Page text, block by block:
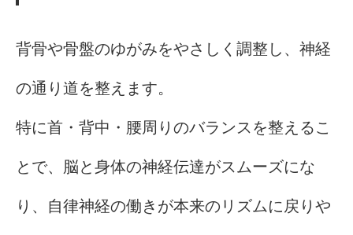
背骨や骨盤のゆがみをやさしく調整し、神経
の通り道を整えます。
特に首・背中・腰周りのバランスを整えるこ
とで、脳と身体の神経伝達がスムーズにな
り、自律神経の働きが本来のリズムに戻りや